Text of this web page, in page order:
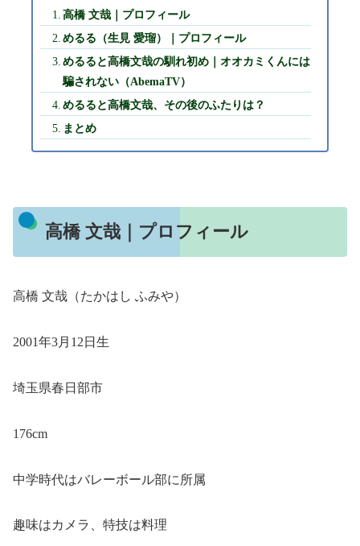
高橋 文哉｜プロフィール
めるる（生見 愛瑠）｜プロフィール
めるると高橋文哉の馴れ初め｜オオカミくんには
騙されない（AbemaTV）
めるると高橋文哉、その後のふたりは？
まとめ
高橋 文哉｜プロフィール
高橋 文哉（たかはし ふみや）
2001年3月12日生
埼玉県春日部市
176cm
中学時代はバレーボール部に所属
趣味はカメラ、特技は料理